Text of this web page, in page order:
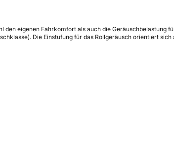
den eigenen Fahrkomfort als auch die Geräuschbelastung
Die Einstufung für das Rollgeräusch orientiert sich